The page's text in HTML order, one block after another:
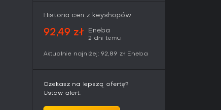
gry w ramach serii, dopracowaną planszę
alchemię, która jest jednocześnie przystępna
turowym RPG i otwartą eksploracją.
jRPG-ów, w których rozwój
drużyną, znajdą tu dopracowaną
Historia cen z keyshopów
92,49 zł Eneba
2 dni temu
Aktualnie najniżej: 92,89 zł Eneba
Czekasz na lepszą ofertę?
Ustaw alert.